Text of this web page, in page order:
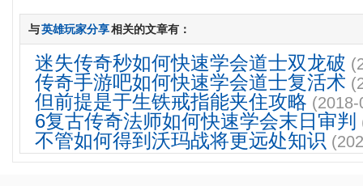
与英雄玩家分享相关的文章有：
迷失传奇秒如何快速学会道士双龙破
传奇手游吧如何快速学会道士复活术
但前提是于生铁戒指能夹住攻略
6复古传奇法师如何快速学会末日审判
不管如何得到沃玛战将更远处知识